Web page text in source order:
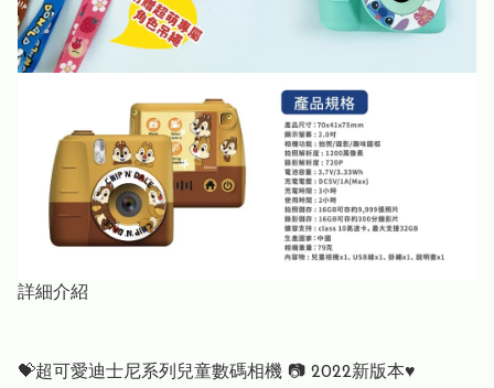
詳細介紹
💝超可愛迪士尼系列兒童數碼相機 📷 2022新版本♥️